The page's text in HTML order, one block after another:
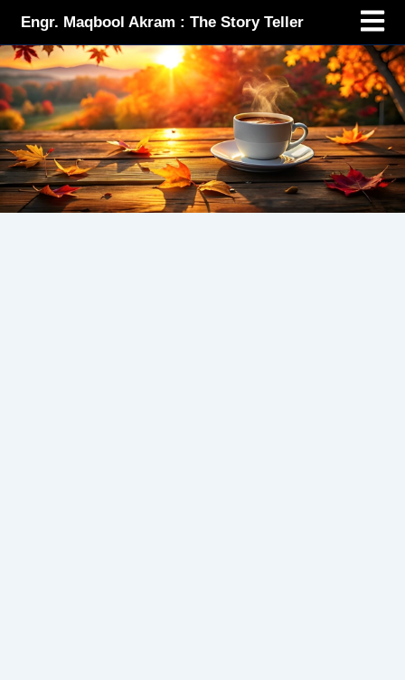
content
Engr. Maqbool Akram : The Story Teller
Menu